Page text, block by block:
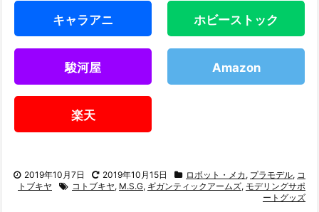
キャラアニ ホビーストック
駿河屋 Amazon
楽天
2019年10月7日 2019年10月15日 ロボット・メカ , プラモデル, コ
トブキヤ
コトブキヤ, M.S.G, ギガンティックアームズ, モデリングサポ
ートグッズ